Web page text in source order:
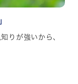
りが強いから、